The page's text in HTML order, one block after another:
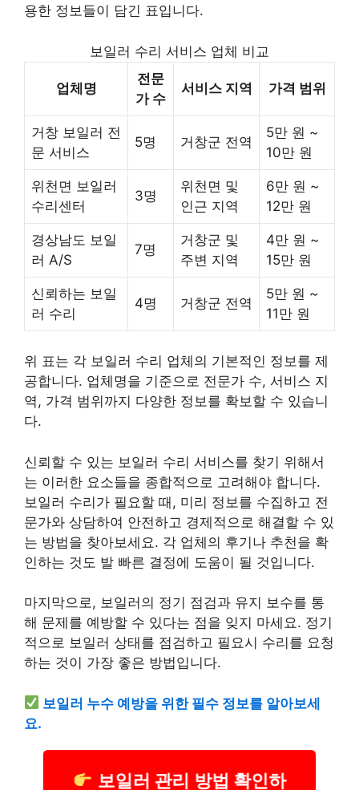
용한 정보들이 담긴 표입니다.
보일러 수리 서비스 업체 비교
업체명
전문
가 수
서비스 지역 가격 범위
거창 보일러 전
문 서비스
5명 거창군 전역
5만 원 ~
10만 원
위천면 보일러
수리센터
3명
위천면 및
인근 지역
6만 원 ~
12만 원
경상남도 보일
러 A/S
7명
거창군 및
주변 지역
4만 원 ~
15만 원
신뢰하는 보일
러 수리
4명 거창군 전역
5만 원 ~
11만 원
위 표는 각 보일러 수리 업체의 기본적인 정보를 제
공합니다. 업체명을 기준으로 전문가 수, 서비스 지
역, 가격 범위까지 다양한 정보를 확보할 수 있습니
다.
신뢰할 수 있는 보일러 수리 서비스를 찾기 위해서
는 이러한 요소들을 종합적으로 고려해야 합니다.
보일러 수리가 필요할 때, 미리 정보를 수집하고 전
문가와 상담하여 안전하고 경제적으로 해결할 수 있
는 방법을 찾아보세요. 각 업체의 후기나 추천을 확
인하는 것도 발 빠른 결정에 도움이 될 것입니다.
마지막으로, 보일러의 정기 점검과 유지 보수를 통
해 문제를 예방할 수 있다는 점을 잊지 마세요. 정기
적으로 보일러 상태를 점검하고 필요시 수리를 요청
하는 것이 가장 좋은 방법입니다.
보일러 누수 예방을 위한 필수 정보를 알아보세
요.
보일러 관리 방법 확인하